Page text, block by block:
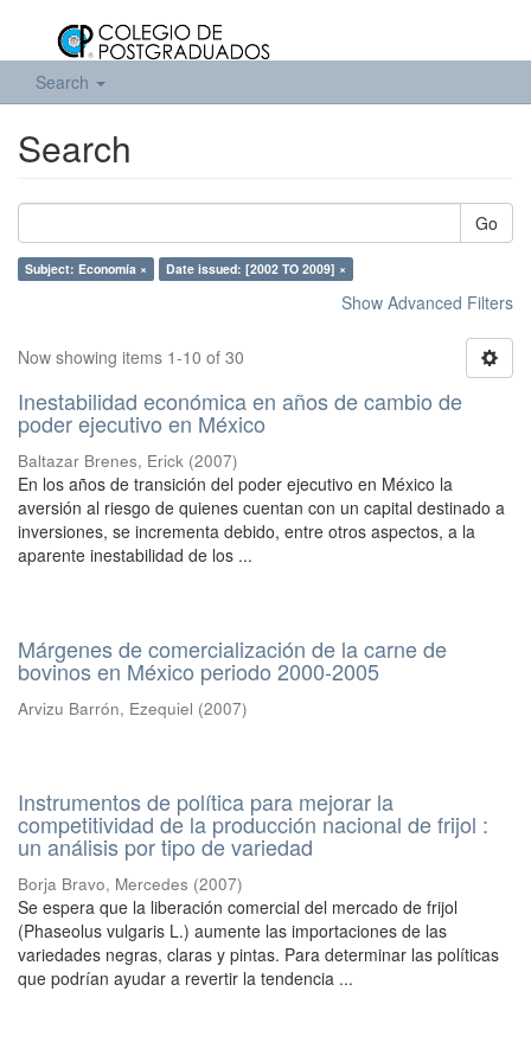
Search
Search
Go
Subject: Economía × Date issued: [2002 TO 2009] ×
Show Advanced Filters
Now showing items 1-10 of 30
Inestabilidad económica en años de cambio de
poder ejecutivo en México
Baltazar Brenes, Erick (2007)
En los años de transición del poder ejecutivo en México la
aversión al riesgo de quienes cuentan con un capital destinado a
inversiones, se incrementa debido, entre otros aspectos, a la
aparente inestabilidad de los ...
Márgenes de comercialización de la carne de
bovinos en México periodo 2000-2005
Arvizu Barrón, Ezequiel (2007)
Instrumentos de política para mejorar la
competitividad de la producción nacional de frijol :
un análisis por tipo de variedad
Borja Bravo, Mercedes (2007)
Se espera que la liberación comercial del mercado de frijol
(Phaseolus vulgaris L.) aumente las importaciones de las
variedades negras, claras y pintas. Para determinar las políticas
que podrían ayudar a revertir la tendencia ...